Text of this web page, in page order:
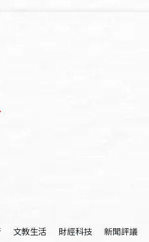
文教生活 財經科技 新聞評議